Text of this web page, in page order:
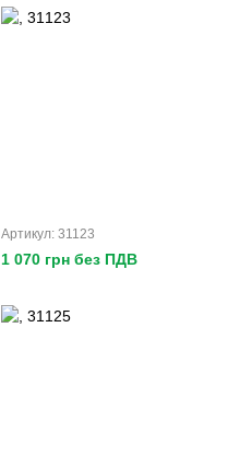
Артикул: 31123
1 070 грн без ПДВ